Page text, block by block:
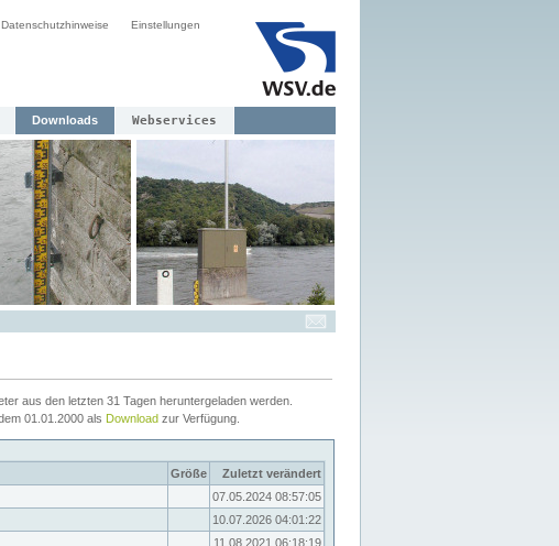
Datenschutzhinweise Einstellungen
Downloads Webservices
aus den letzten 31 Tagen heruntergeladen werden.
01.01.2000 als Download zur Verfügung.
Größe
Zuletzt verändert
07.05.2024 08:57:05
10.07.2026 04:01:22
11.08.2021 06:18:19